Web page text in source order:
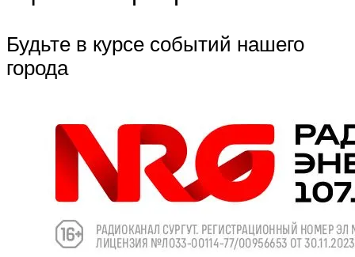
Будьте в курсе событий нашего
города